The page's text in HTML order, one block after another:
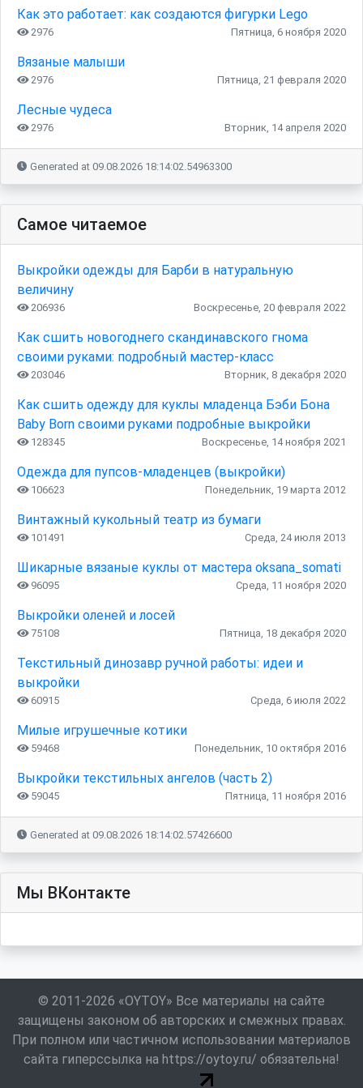
Как это работает: как создаются фигурки Lego
2976 Пятница, 6 ноября 2020
Вязаные малыши
2976 Пятница, 21 февраля 2020
Лесные чудеса
2976 Вторник, 14 апреля 2020
Generated at 09.08.2026 18:14:02.54963300
Самое читаемое
Выкройки одежды для Барби в натуральную
величину
206936 Воскресенье, 20 февраля 2022
Как сшить новогоднего скандинавского гнома
своими руками: подробный мастер-класс
203046 Вторник, 8 декабря 2020
Как сшить одежду для куклы младенца Бэби Бона
Baby Born своими руками подробные выкройки
128345 Воскресенье, 14 ноября 2021
Одежда для пупсов-младенцев (выкройки)
106623 Понедельник, 19 марта 2012
Винтажный кукольный театр из бумаги
101491 Среда, 24 июля 2013
Шикарные вязаные куклы от мастера oksana_somati
96095 Среда, 11 ноября 2020
Выкройки оленей и лосей
75108 Пятница, 18 декабря 2020
Текстильный динозавр ручной работы: идеи и
выкройки
60915 Среда, 6 июля 2022
Милые игрушечные котики
59468 Понедельник, 10 октября 2016
Выкройки текстильных ангелов (часть 2)
59045 Пятница, 11 ноября 2016
Generated at 09.08.2026 18:14:02.57426600
Мы ВКонтакте
© 2011-2026 «OYTOY» Все материалы на сайте
защищены законом об авторских и смежных правах.
При полном или частичном использовании материалов
сайта гиперссылка на https://oytoy.ru/ обязательна!